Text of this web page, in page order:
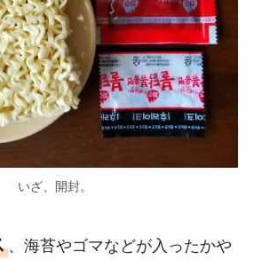
いざ、開封。
、海苔やゴマなどが入ったかや